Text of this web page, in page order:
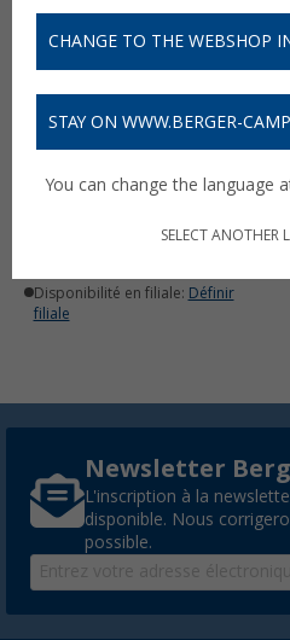
Sac 5 pièces Noaks
18,95 €
Disponibilité en filiale: Définir
filiale
Newsletter
L'inscription à la
disponible. Nous
possible.
CHANGE TO THE WEBSHOP
STAY ON WWW.BERGER-
You can change the language
SELECT ANOTHER